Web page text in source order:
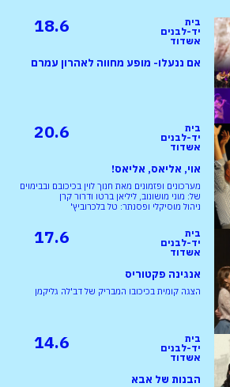
בית
יד-לבנים
אשדוד
18.6
אם ננעלו- מופע מחווה לאהרון עמרם
בית
יד-לבנים
אשדוד
20.6
אוי, אליאס, אליאס!
מערכונים ופזמונים מאת חנוך לוין בכיכובם ובבימוים
של: מוני מושונוב, ליליאן ברטו ודרור קרן
ניהול מוסיקלי ופסנתר: טל בלכרוביץ'
בית
יד-לבנים
אשדוד
17.6
אנגינה פקטוריס
הצגה קומית בכיכובו המבריק של דב'לה גליקמן
בית
יד-לבנים
אשדוד
14.6
הבנות של אבא